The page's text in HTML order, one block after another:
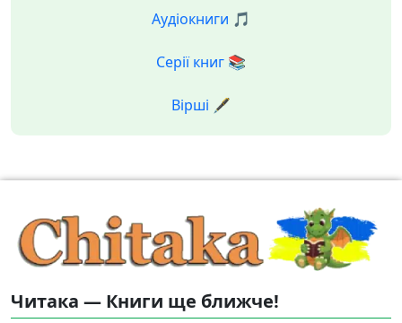
Аудіокниги 🎵
Серії книг 📚
Вірші 🖋️
Читака — Книги ще ближче!